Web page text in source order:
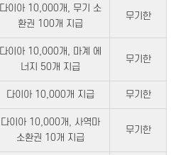
다이아 10,000개, 무기 소
환권 100개 지급
무기한
다이아 10,000개, 마계 에
너지 50개 지급
무기한
다이아 10,000개 지급 무기한
다이아 10,000개, 사역마
소환권 10개 지급
무기한